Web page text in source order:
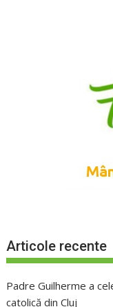
Articole recente
Padre Guilherme a
catolică din Cluj